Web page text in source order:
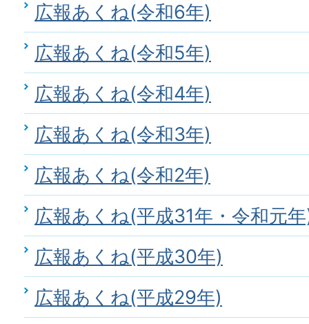
広報あくね(令和6年)
広報あくね(令和5年)
広報あくね(令和4年)
広報あくね(令和3年)
広報あくね(令和2年)
広報あくね(平成31年・令和元
広報あくね(平成30年)
広報あくね(平成29年)